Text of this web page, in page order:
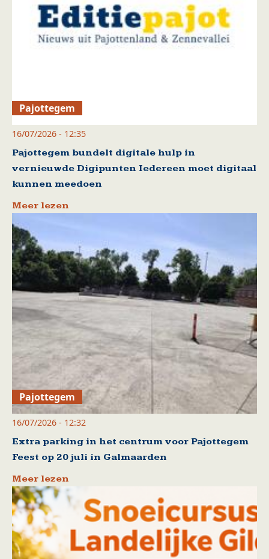
Pajottegem
16/07/2026 - 12:35
Pajottegem bundelt digitale hulp in
vernieuwde Digipunten Iedereen moet digitaal
kunnen meedoen
Meer lezen
Pajottegem
16/07/2026 - 12:32
Extra parking in het centrum voor Pajottegem
Feest op 20 juli in Galmaarden
Meer lezen